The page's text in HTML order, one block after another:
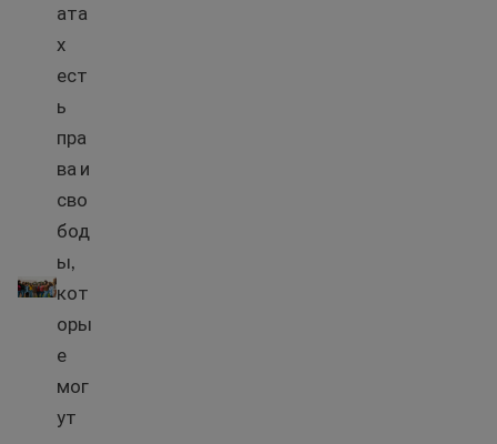
Понимание прав и ролей женщин в США.
ата
х
ест
ь
пра
ва и
сво
бод
ы,
кот
оры
е
мог
ут